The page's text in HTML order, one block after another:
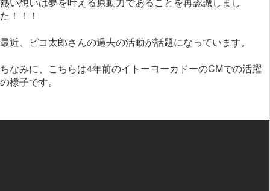
た！！！
最近、ピコ太郎さんの過去の活動が話題になっています。
ちなみに、こちらは4年前のイトーヨーカドーのCMでの活躍
の様子です。